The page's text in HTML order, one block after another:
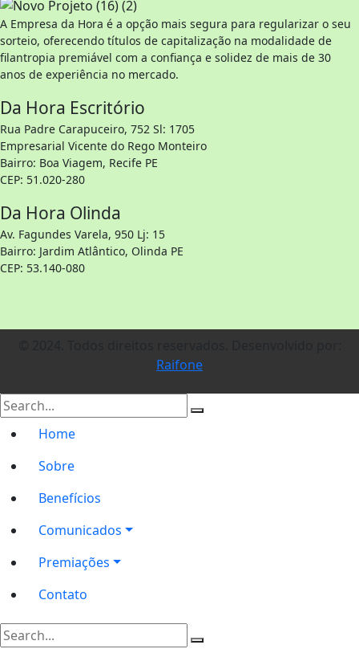
A Empresa da Hora é a opção mais segura para regularizar o seu
sorteio, oferecendo títulos de capitalização na modalidade de
filantropia premiável com a confiança e solidez de mais de 30
anos de experiência no mercado.
Da Hora Escritório
Rua Padre Carapuceiro, 752 Sl: 1705
Empresarial Vicente do Rego Monteiro
Bairro: Boa Viagem, Recife PE
CEP: 51.020-280
Da Hora Olinda
Av. Fagundes Varela, 950 Lj: 15
Bairro: Jardim Atlântico, Olinda PE
CEP: 53.140-080
Raifone
Home
Sobre
Benefícios
Comunicados
Premiações
Contato